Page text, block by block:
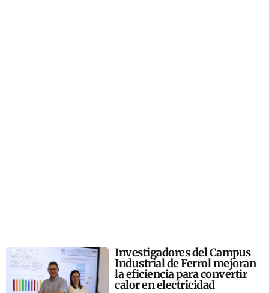
Investigadores del Campus
Industrial de Ferrol mejoran
la eficiencia para convertir
calor en electricidad